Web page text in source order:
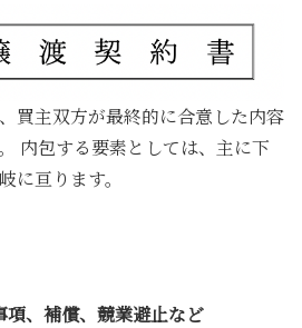
買主双方が最終的に合意した内容
内包する要素としては、主に下
に亘ります。
項、補償、競業避止など